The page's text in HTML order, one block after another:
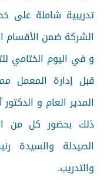
تدريبية شاملة على
الشركة ضمن الأقسام
و في اليوم الختامي
قبل إدارة المعمل
المدير العام و
ذلك بحضور كل من
الصيدلة والسيدة
والتدريب.